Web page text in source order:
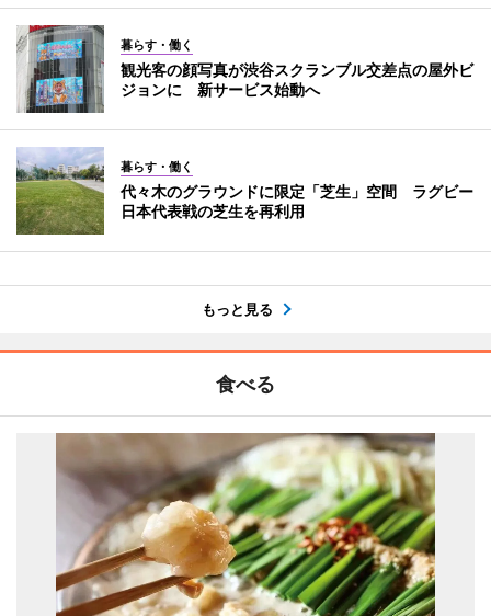
暮らす・働く
観光客の顔写真が渋谷スクランブル交差点の屋外ビ
ジョンに 新サービス始動へ
暮らす・働く
代々木のグラウンドに限定「芝生」空間 ラグビー
日本代表戦の芝生を再利用
もっと見る
食べる